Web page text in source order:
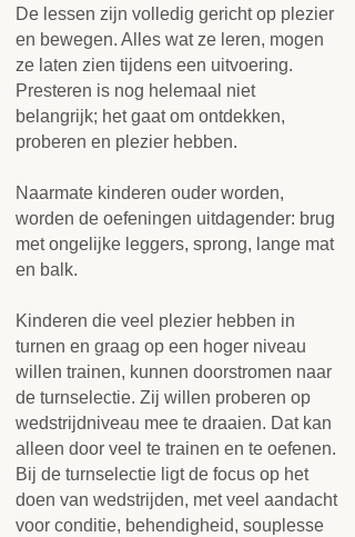
De lessen zijn volledig gericht op plezier
en bewegen. Alles wat ze leren, mogen
ze laten zien tijdens een uitvoering.
Presteren is nog helemaal niet
belangrijk; het gaat om ontdekken,
proberen en plezier hebben.
Naarmate kinderen ouder worden,
worden de oefeningen uitdagender: brug
met ongelijke leggers, sprong, lange mat
en balk.
Kinderen die veel plezier hebben in
turnen en graag op een hoger niveau
willen trainen, kunnen doorstromen naar
de turnselectie. Zij willen proberen op
wedstrijdniveau mee te draaien. Dat kan
alleen door veel te trainen en te oefenen.
Bij de turnselectie ligt de focus op het
doen van wedstrijden, met veel aandacht
voor conditie, behendigheid, souplesse